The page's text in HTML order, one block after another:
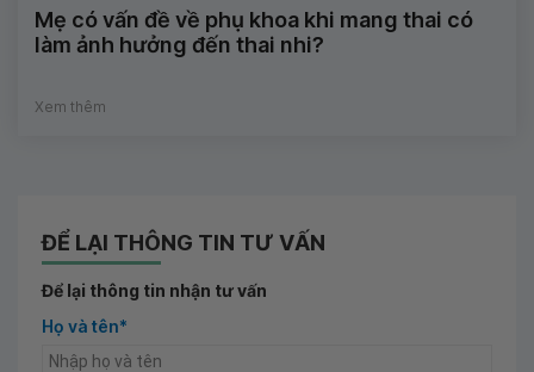
Mẹ có vấn đề về phụ khoa khi mang thai có
làm ảnh hưởng đến thai nhi?
Xem thêm
ĐỂ LẠI THÔNG TIN TƯ VẤN
Để lại thông tin nhận tư vấn
Họ và tên*